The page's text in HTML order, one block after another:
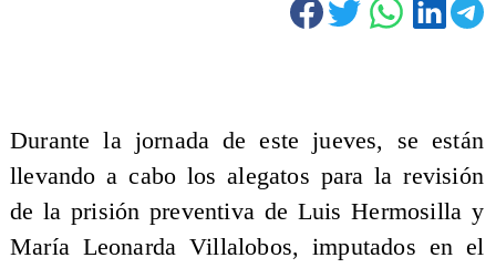
Durante la jornada de este jueves, se están
llevando a cabo los alegatos para la revisión
de la prisión preventiva de Luis Hermosilla y
María Leonarda Villalobos, imputados en el